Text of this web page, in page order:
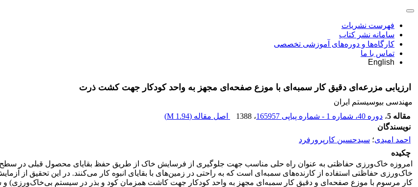
فهرست نشریات
سامانه نشر کتاب
کارگاه‌ها و دوره‌های آموزشی تخصصی
تماس با ما
English
ارزیابی مزرعه‌ای دقیق کار سمبه‌ای با موزع صفحه‌ای مجهز به واحد کودکار جهت کشت ذرت
مهندسی بیوسیستم ایران
مقاله 5
، دوره 40، شماره 1 - شماره پیاپی 165957 ، 1388 اصل مقاله (1.94 M
)
نویسندگان
احمد امیدی؛ سیدحسین کارپرورفرد
چکیده
امروزه خاک‌ورزی حفاظتی به عنوان راه حلی مناسب جهت جلوگیری از فرسایش خاک از طریق حفظ بقایای محصول قبلی در